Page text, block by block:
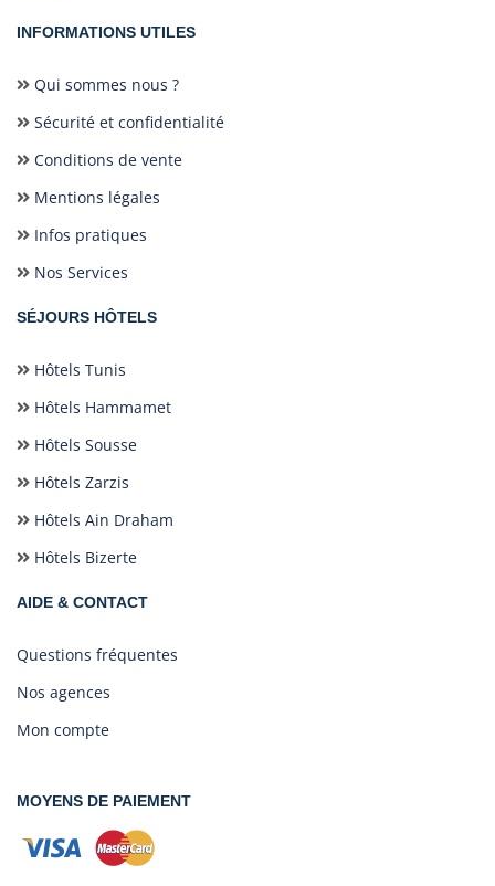
INFORMATIONS UTILES
Qui sommes nous ?
Sécurité et confidentialité
Conditions de vente
Mentions légales
Infos pratiques
Nos Services
SÉJOURS HÔTELS
Hôtels Tunis
Hôtels Hammamet
Hôtels Sousse
Hôtels Zarzis
Hôtels Ain Draham
Hôtels Bizerte
AIDE & CONTACT
Questions fréquentes
Nos agences
Mon compte
MOYENS DE PAIEMENT